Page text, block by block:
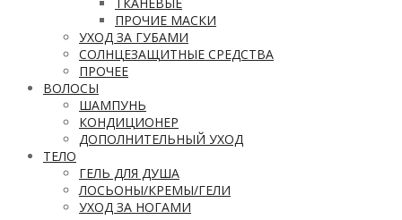
ПРОЧИЕ МАСКИ
УХОД ЗА ГУБАМИ
СОЛНЦЕЗАЩИТНЫЕ СРЕДСТВА
ПРОЧЕЕ
ВОЛОСЫ
ШАМПУНЬ
КОНДИЦИОНЕР
ДОПОЛНИТЕЛЬНЫЙ УХОД
ТЕЛО
ГЕЛЬ ДЛЯ ДУША
ЛОСЬОНЫ/КРЕМЫ/ГЕЛИ
УХОД ЗА НОГАМИ